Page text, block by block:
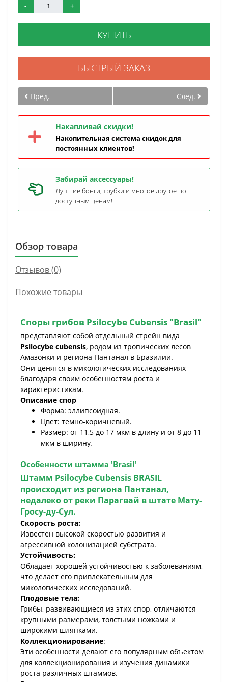
-
+
КУПИТЬ
БЫСТРЫЙ ЗАКАЗ
Пред. След.
Накапливай скидки!
Накопительная система скидок для
постоянных клиентов!
Забирай аксессуары!
Лучшие бонги, трубки и многое другое по
доступным ценам!
Обзор товара
Отзывов (0)
Похожие товары
Споры грибов Psilocybe Cubensis "Brasil"
представляют собой отдельный стрейн вида
Psilocybe cubensis, родом из тропических лесов
Амазонки и региона Пантанал в Бразилии.
Они ценятся в микологических исследованиях
благодаря своим особенностям роста и
характеристикам.
Описание спор
Форма: эллипсоидная.
Цвет: темно-коричневый.
Размер: от 11,5 до 17 мкм в длину и от 8 до 11
мкм в ширину.
Особенности штамма 'Brasil'
Штамм Psilocybe Cubensis BRASIL
происходит из региона Пантанал,
недалеко от реки Парагвай в штате Мату-
Гросу-ду-Сул.
Скорость роста:
Известен высокой скоростью развития и
агрессивной колонизацией субстрата.
Устойчивость:
Обладает хорошей устойчивостью к заболеваниям,
что делает его привлекательным для
микологических исследований.
Плодовые тела:
Грибы, развивающиеся из этих спор, отличаются
крупными размерами, толстыми ножками и
широкими шляпками.
Коллекционирование:
Эти особенности делают его популярным объектом
для коллекционирования и изучения динамики
роста различных штаммов.